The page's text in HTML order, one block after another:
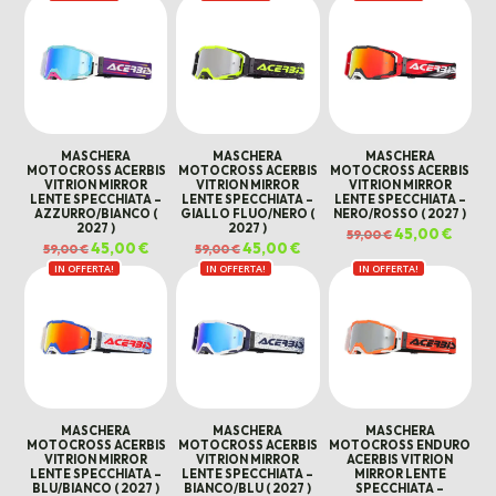
era: è:
89,00 €.
era: è:
89,00 €.
era: è:
89,00
MASCHERA
MOTOCROSS ACERBIS
VITRION MIRROR
LENTE SPECCHIATA –
AZZURRO/BIANCO (
2027 )
59,00€Il
prezzo
originale
era:
45,00€Il
prezzo
attuale
45,00 €.
MASCHERA
MOTOCROSS ACERBIS
VITRION MIRROR
LENTE SPECCHIATA –
GIALLO FLUO/NERO (
2027 )
59,00€Il
prezzo
originale
era:
45,00€Il
prezzo
attuale
45,00 €.
MASCHERA
MOTOCROSS ACERBIS
VITRION MIRROR
LENTE SPECCHIATA –
NERO/ROSSO ( 2027 )
59,00€Il
prezzo
era:
59,00 €.
45,00€
è:
45,00
IN OFFERTA!
MASCHERA
MOTOCROSS ACERBIS
VITRION MIRROR
LENTE SPECCHIATA –
BLU/BIANCO ( 2027 )
IN OFFERTA!
MASCHERA
MOTOCROSS ACERBIS
VITRION MIRROR
LENTE SPECCHIATA –
BIANCO/BLU ( 2027 )
IN OFFERTA!
MASCHERA
MOTOCROSS ENDURO
ACERBIS VITRION
MIRROR LENTE
SPECCHIATA –